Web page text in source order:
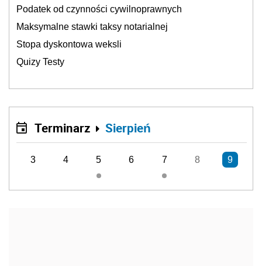
Podatek od czynności cywilnoprawnych
Maksymalne stawki taksy notarialnej
Stopa dyskontowa weksli
Quizy Testy
Terminarz Sierpień
3 4 5 6 7 8 9